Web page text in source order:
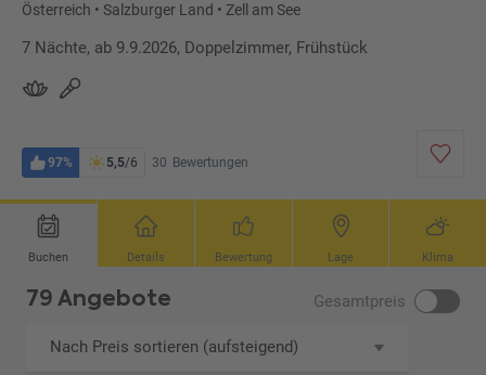
Österreich • Salzburger Land • Zell am See
7 Nächte, ab 9.9.2026, Doppelzimmer, Frühstück
97% 5,5/6 30 Bewertungen
Buchen Details Bewertung Lage Klima
79 Angebote Gesamtpreis
Nach Preis sortieren (aufsteigend)